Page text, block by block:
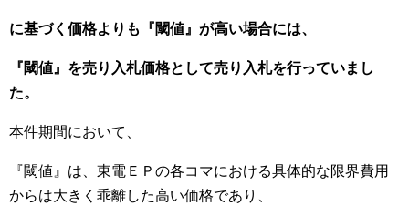
に基づく価格よりも『閾値』が高い場合には、
『閾値』を売り入札価格として売り入札を行っていまし
た。
本件期間において、
『閾値』は、東電ＥＰの各コマにおける具体的な限界費用
からは大きく乖離した高い価格であり、